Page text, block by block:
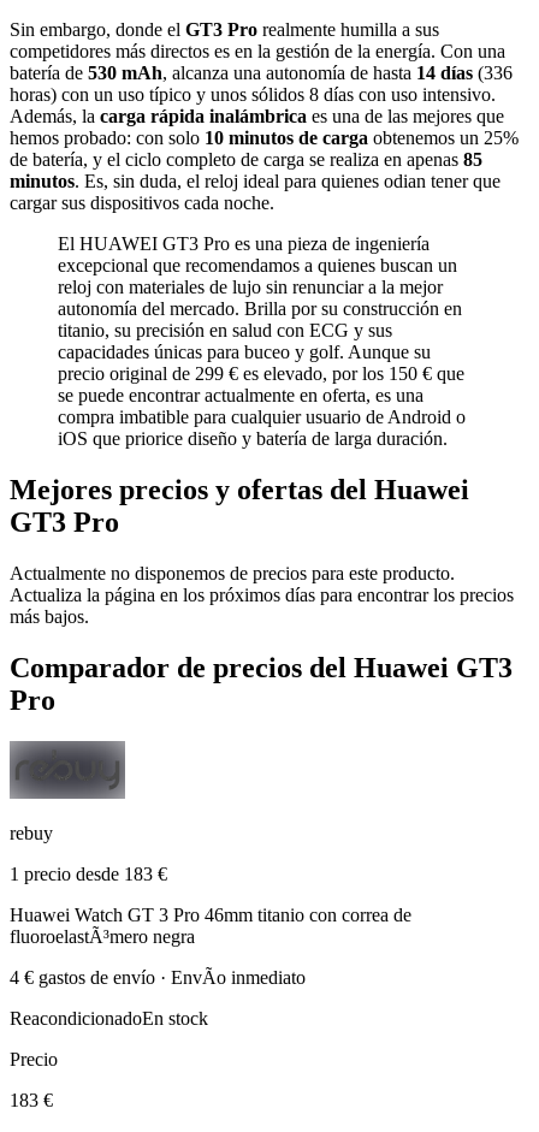
Sin embargo, donde el GT3 Pro realmente humilla a sus
competidores más directos es en la gestión de la energía. Con una
batería de 530 mAh, alcanza una autonomía de hasta 14 días (336
horas) con un uso típico y unos sólidos 8 días con uso intensivo.
Además, la carga rápida inalámbrica es una de las mejores que
hemos probado: con solo 10 minutos de carga obtenemos un 25%
de batería, y el ciclo completo de carga se realiza en apenas 85
minutos. Es, sin duda, el reloj ideal para quienes odian tener que
cargar sus dispositivos cada noche.
El HUAWEI GT3 Pro es una pieza de ingeniería
excepcional que recomendamos a quienes buscan un
reloj con materiales de lujo sin renunciar a la mejor
autonomía del mercado. Brilla por su construcción en
titanio, su precisión en salud con ECG y sus
capacidades únicas para buceo y golf. Aunque su
precio original de 299 € es elevado, por los 150 € que
se puede encontrar actualmente en oferta, es una
compra imbatible para cualquier usuario de Android o
iOS que priorice diseño y batería de larga duración.
Mejores precios y ofertas del Huawei
GT3 Pro
Actualmente no disponemos de precios para este producto.
Actualiza la página en los próximos días para encontrar los precios
más bajos.
Comparador de precios del Huawei GT3
Pro
rebuy
1 precio desde 183 €
Huawei Watch GT 3 Pro 46mm titanio con correa de
fluoroelastÃ³mero negra
4 € gastos de envío · EnvÃ­o inmediato
ReacondicionadoEn stock
Precio
183 €